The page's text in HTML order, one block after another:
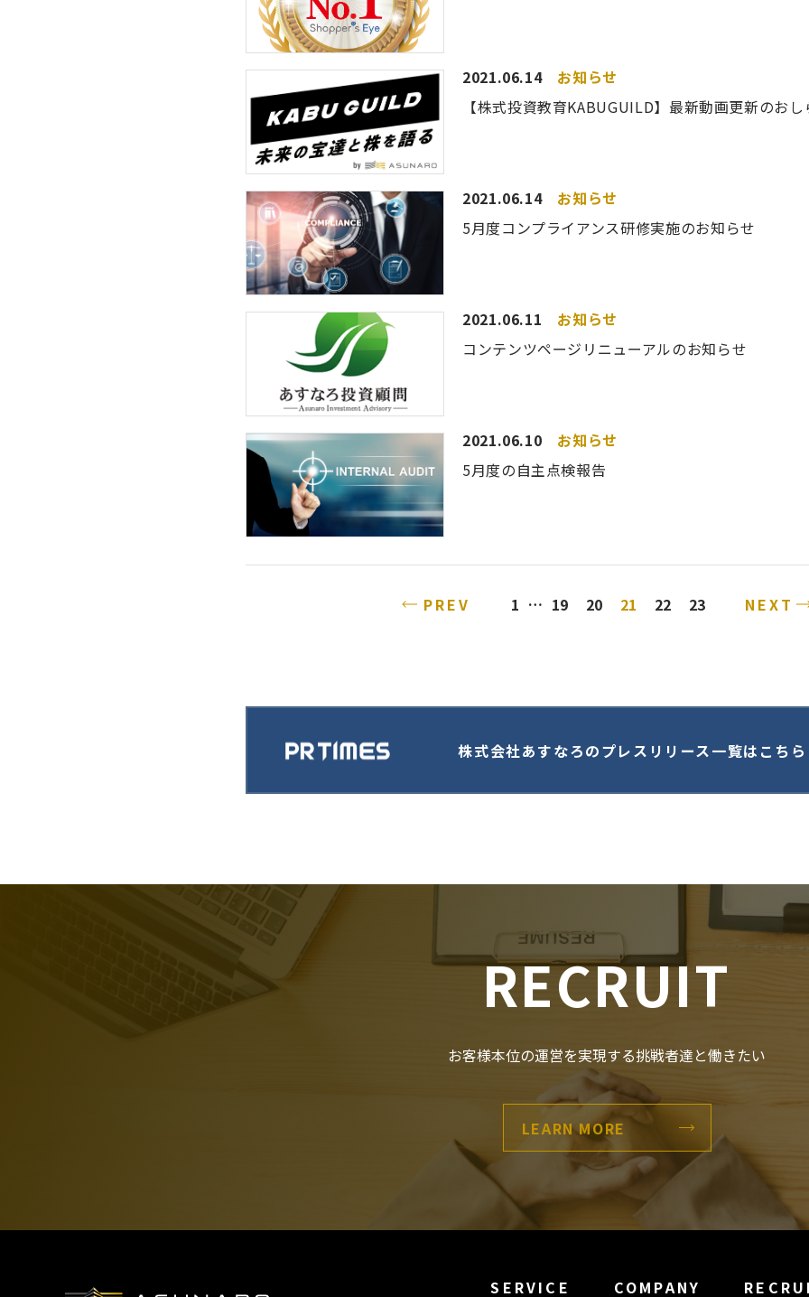
2021.06.14
お知らせ
【株式投資教育KABUGUILD】最新動画更新のお
2021.06.14
お知らせ
5月度コンプライアンス研修実施のお知らせ
2021.06.11
お知らせ
コンテンツページリニューアルのお知らせ
2021.06.10
お知らせ
5月度の自主点検報告
PREV 1 … 19 20 21 22 23 NEXT
株式会社あすなろのプレスリリース一覧はこちら
RECRUIT
お客様本位の運営を実現する挑戦者達と働きたい
LEARN MORE
SERVICE COMPANY